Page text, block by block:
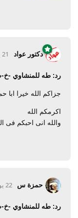
دكتور عواد 21 يوليو 2008
رد: طه للمنشاوي -
جزاكم الله خيرا ابا
اكرمكم الله
والله انى احبكم فى
حمزة س 22 يوليو 2008
رد: طه للمنشاوي -